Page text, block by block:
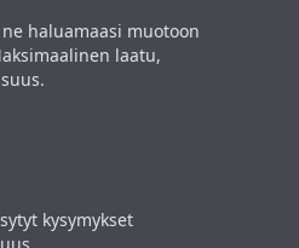
haluamaasi muotoon
laatu,
kysymykset